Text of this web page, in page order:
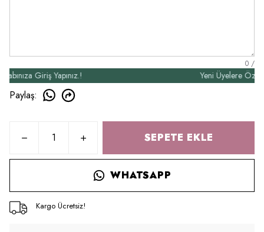
0 /
Giriş Yapınız.! Yeni Üyelere Özel
Paylaş:
SEPETE EKLE
WHATSAPP
Kargo Ücretsiz!